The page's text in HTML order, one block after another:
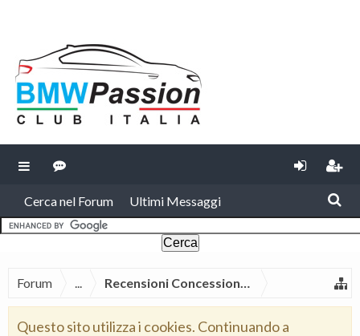
Cerca nel Forum Ultimi Messaggi
Forum ... Recensioni Concessionarie Officine BMW
Questo sito utilizza i cookies. Continuando a